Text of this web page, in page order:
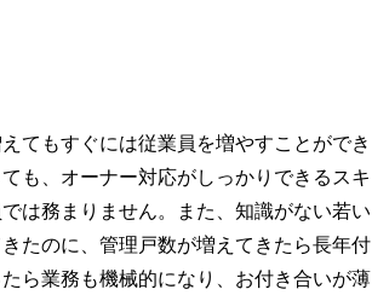
てもすぐには従業員を増やすことができ
も、オーナー対応がしっかりできるスキ
は務まりません。また、知識がない若い
たのに、管理戸数が増えてきたら長年付
ら業務も機械的になり、お付き合いが薄